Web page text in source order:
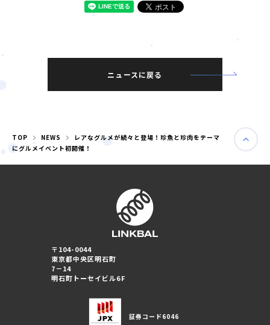
婚活パーティー（東京）
婚活パーティー（大阪）
PRIVACY POLICY
ニュースに戻る
TOP NEWS
レアなグルメが続々と登場！珍魚と珍肉をテーマ
にグルメイベント初開催！
〒104-0044
東京都中央区明石町
7－14
明石町トーセイビル6F
証券コード6046